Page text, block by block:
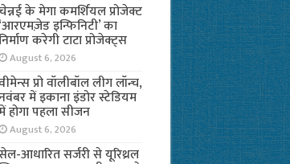
के मेगा कमर्शियल प्रोजेक्ट
‘आरएमज़ेड इन्फिनिटी’ का
करेगी टाटा प्रोजेक्ट्स
August 6, 2026
प्रो वॉलीबॉल लीग लॉन्च,
में इकाना इंडोर स्टेडियम
होगा पहला सीजन
August 6, 2026
आधारित सर्जरी से यूरिथ्रल